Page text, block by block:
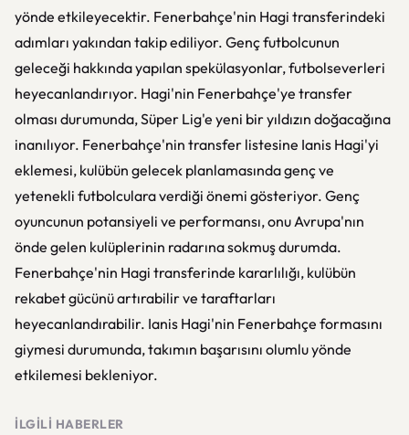
yönde etkileyecektir. Fenerbahçe'nin Hagi transferindeki
adımları yakından takip ediliyor. Genç futbolcunun
geleceği hakkında yapılan spekülasyonlar, futbolseverleri
heyecanlandırıyor. Hagi'nin Fenerbahçe'ye transfer
olması durumunda, Süper Lig'e yeni bir yıldızın doğacağına
inanılıyor. Fenerbahçe'nin transfer listesine Ianis Hagi'yi
eklemesi, kulübün gelecek planlamasında genç ve
yetenekli futbolculara verdiği önemi gösteriyor. Genç
oyuncunun potansiyeli ve performansı, onu Avrupa'nın
önde gelen kulüplerinin radarına sokmuş durumda.
Fenerbahçe'nin Hagi transferinde kararlılığı, kulübün
rekabet gücünü artırabilir ve taraftarları
heyecanlandırabilir. Ianis Hagi'nin Fenerbahçe formasını
giymesi durumunda, takımın başarısını olumlu yönde
etkilemesi bekleniyor.
İLGILI HABERLER